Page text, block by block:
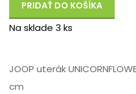
PRIDAŤ DO KOŠÍKA
Na sklade 3 ks
JOOP uterák
cm